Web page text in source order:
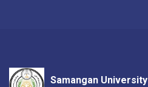
Samangan University